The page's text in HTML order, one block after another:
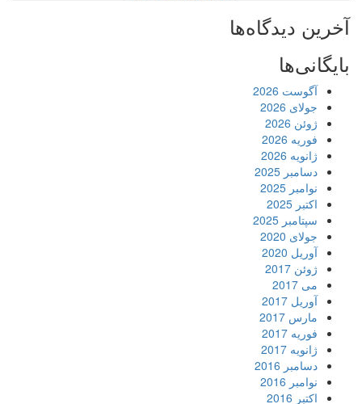
آخرین دیدگاه‌ها
بایگانی‌ها
آگوست 2026
جولای 2026
ژوئن 2026
فوریه 2026
ژانویه 2026
دسامبر 2025
نوامبر 2025
اکتبر 2025
سپتامبر 2025
جولای 2020
آوریل 2020
ژوئن 2017
می 2017
آوریل 2017
مارس 2017
فوریه 2017
ژانویه 2017
دسامبر 2016
نوامبر 2016
اکتبر 2016